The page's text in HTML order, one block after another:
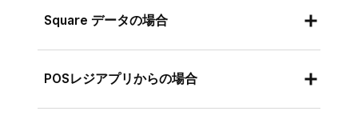
Square データの場合
Square データにログインし、[
POSレジアプリからの場合